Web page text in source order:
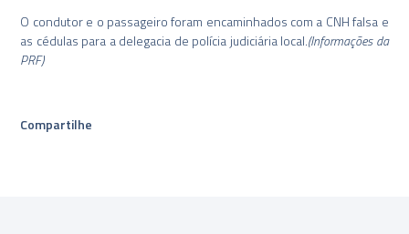
O condutor e o passageiro foram encaminhados com a CNH falsa e
as cédulas para a delegacia de polícia judiciária local.(Informações da
PRF)
Compartilhe